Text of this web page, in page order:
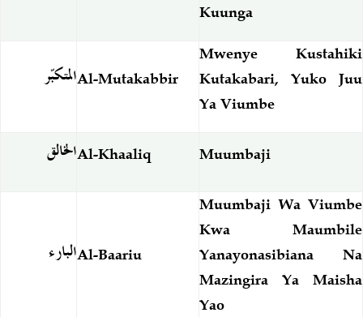
Kuunga
المتكبّرAl-Mutakabbir
Mwenye Kustahiki
Kutakabari, Yuko Juu
Ya Viumbe
الخالقAl-Khaaliq Muumbaji
البارءAl-Baariu
Muumbaji Wa Viumbe
Kwa Maumbile
Yanayonasibiana Na
Mazingira Ya Maisha
Yao